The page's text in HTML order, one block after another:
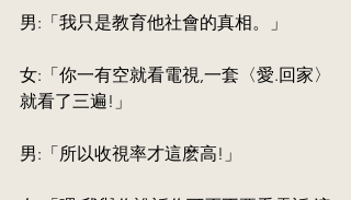
男:「我只是教育他社會的真相。」
女:「你一有空就看電視,一套〈愛.回家〉
就看了三遍!」
男:「所以收視率才這麽高!」